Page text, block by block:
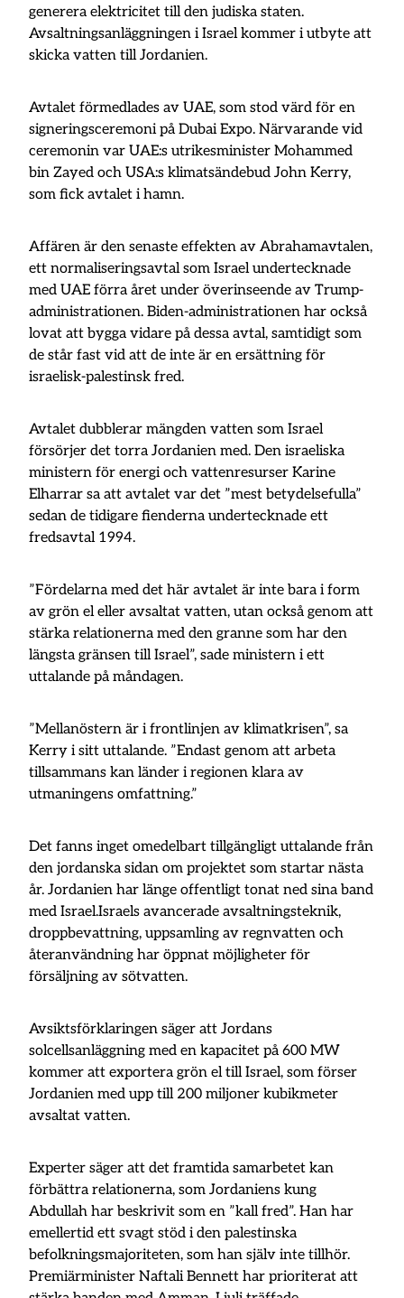
generera elektricitet till den judiska staten.
Avsaltningsanläggningen i Israel kommer i utbyte att
skicka vatten till Jordanien.
Avtalet förmedlades av UAE, som stod värd för en
signeringsceremoni på Dubai Expo. Närvarande vid
ceremonin var UAE:s utrikesminister Mohammed
bin Zayed och USA:s klimatsändebud John Kerry,
som fick avtalet i hamn.
Affären är den senaste effekten av Abrahamavtalen,
ett normaliseringsavtal som Israel undertecknade
med UAE förra året under överinseende av Trump-
administrationen. Biden-administrationen har också
lovat att bygga vidare på dessa avtal, samtidigt som
de står fast vid att de inte är en ersättning för
israelisk-palestinsk fred.
Avtalet dubblerar mängden vatten som Israel
försörjer det torra Jordanien med. Den israeliska
ministern för energi och vattenresurser Karine
Elharrar sa att avtalet var det ”mest betydelsefulla”
sedan de tidigare fienderna undertecknade ett
fredsavtal 1994.
”Fördelarna med det här avtalet är inte bara i form
av grön el eller avsaltat vatten, utan också genom att
stärka relationerna med den granne som har den
längsta gränsen till Israel”, sade ministern i ett
uttalande på måndagen.
”Mellanöstern är i frontlinjen av klimatkrisen”, sa
Kerry i sitt uttalande. ”Endast genom att arbeta
tillsammans kan länder i regionen klara av
utmaningens omfattning.”
Det fanns inget omedelbart tillgängligt uttalande från
den jordanska sidan om projektet som startar nästa
år. Jordanien har länge offentligt tonat ned sina band
med Israel.Israels avancerade avsaltningsteknik,
droppbevattning, uppsamling av regnvatten och
återanvändning har öppnat möjligheter för
försäljning av sötvatten.
Avsiktsförklaringen säger att Jordans
solcellsanläggning med en kapacitet på 600 MW
kommer att exportera grön el till Israel, som förser
Jordanien med upp till 200 miljoner kubikmeter
avsaltat vatten.
Experter säger att det framtida samarbetet kan
förbättra relationerna, som Jordaniens kung
Abdullah har beskrivit som en ”kall fred”. Han har
emellertid ett svagt stöd i den palestinska
befolkningsmajoriteten, som han själv inte tillhör.
Premiärminister Naftali Bennett har prioriterat att